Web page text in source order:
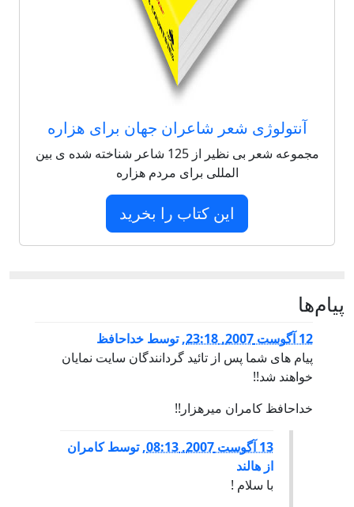
آنتولوژی شعر شاعران جهان برای هزاره
مجموعه شعر بی نظیر از 125 شاعر شناخته شده ی بین
المللی برای مردم هزاره
این کتاب را بخرید
پيام‌ها
12 آگوست 2007, 23:18 ,توسط خداحافظ
پیام های شما پس از تائید گردانندگان سایت نمایان
خواهند شد!!
خداحافظ کامران میرهزار!!
13 آگوست 2007, 08:13 ,توسطکامران
از هالند
با سلام !